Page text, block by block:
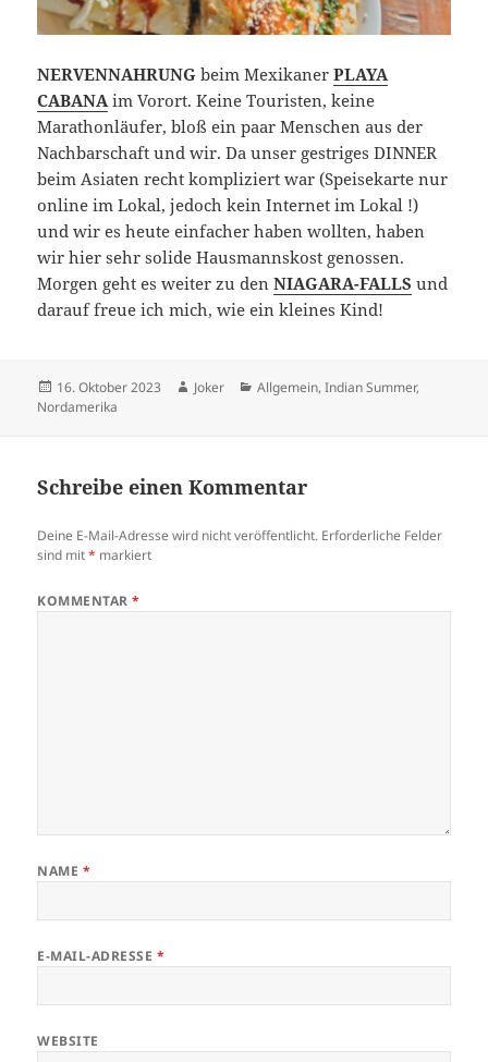
NERVENNAHRUNGbeim MexikanerPLAYA
CABANA im Vorort. Keine Touristen, keine
Marathonläufer, bloß ein paar Menschen aus der
Nachbarschaft und wir. Da unser gestriges DINNER
beim Asiaten recht kompliziert war (Speisekarte nur
online im Lokal, jedoch kein Internet im Lokal !)
und wir es heute einfacher haben wollten, haben
wir hier sehr solide Hausmannskost genossen.
Morgen geht es weiter zu denNIAGARA-FALLS und
darauf freue ich mich, wie ein kleines Kind!
Posted
on
16. Oktober 2023 Author
Joker Categories
Allgemein,Indian Summer,
Nordamerika
Schreibe einen Kommentar
Deine E-Mail-Adresse wird nicht veröffentlicht. Erforderliche Felder
sind mit* markiert
KOMMENTAR*
NAME *
E-MAIL-ADRESSE *
WEBSITE